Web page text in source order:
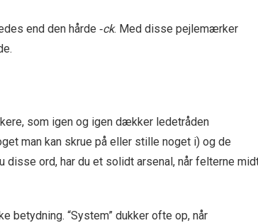
end den hårde ‑ck. Med disse pejlemærker
som igen og igen dækker ledetråden
man kan skrue på eller stille noget i) og de
ord, har du et solidt arsenal, når felterne
“System” dukker ofte op, når